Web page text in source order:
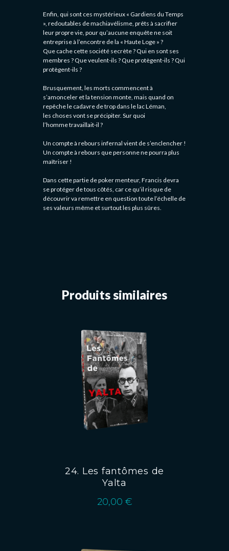
Enfin, qui sont ces mystérieux « Gardiens du Temps
», redoutables de machiavélisme, prêts à sacrifier
leur propre vie, pour qu’aucune enquête ne soit
entreprise à l’encontre de la « Haute Loge » ?
Que cache cette société secrète ? Qui en sont ses
membres ? Que veulent-ils ? Que protègent-ils ? Qui
protègent-ils ?
Brusquement, les morts commencent à
s’amonceler et la tension monte, mais quand on
repêche le cadavre de trop dans le lac Léman,
les choses vont se précipiter. Sur quoi
l’homme travaillait-il ?
Un compte à rebours infernal vient de s’enclencher !
Un compte à rebours que personne ne pourra plus
maîtriser !
Dans cette partie de poker menteur, Francis devra
se protéger de tous côtés, car ce qu’il risque de
découvrir va remettre en question toute l’échelle de
ses valeurs même et surtout les plus sûres.
Produits similaires
24. Les fantômes de
Yalta
20,00 €